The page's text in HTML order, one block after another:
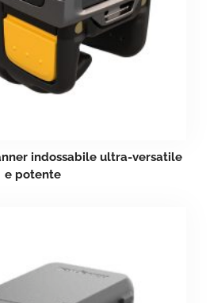
indossabile ultra-versatile
e potente